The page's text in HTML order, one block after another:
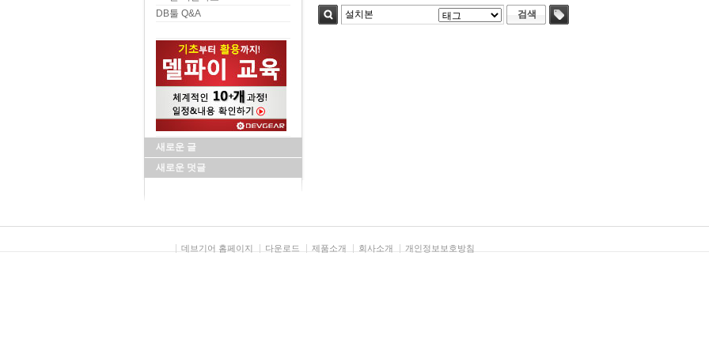
DB툴 Q&A
새로운 글
새로운 덧글
검색
데브기어 홈페이지 다운로드 제품소개 회사소개 개인정보보호방침